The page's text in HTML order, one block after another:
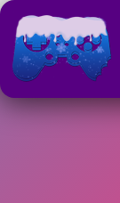
Juegos Friv 2018
Animal